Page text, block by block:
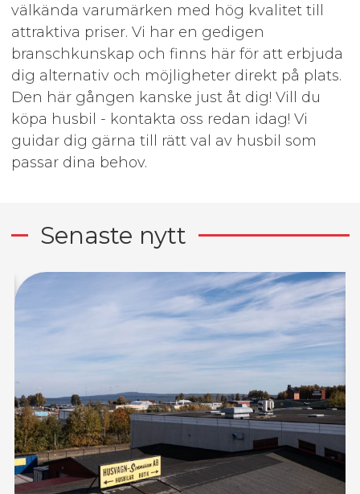
välkända varumärken med hög kvalitet till
attraktiva priser. Vi har en gedigen
branschkunskap och finns här för att erbjuda
dig alternativ och möjligheter direkt på plats.
Den här gången kanske just åt dig! Vill du
köpa husbil - kontakta oss redan idag! Vi
guidar dig gärna till rätt val av husbil som
passar dina behov.
Senaste nytt